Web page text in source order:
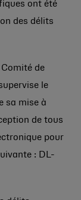
ont été
des délits
de
le
sa mise à
de tous
pour
: DL-